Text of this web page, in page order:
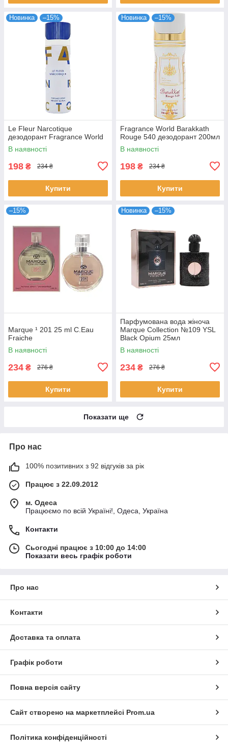
Новинка –15%
Le Fleur Narcotique
дезодорант Fragrance World
В наявності
198 ₴ 234 ₴
Купити
Новинка –15%
Fragrance World Barakkath
Rouge 540 дезодорант 200мл
В наявності
198 ₴ 234 ₴
Купити
–15%
Marque ¹ 201 25 ml C.Eau
Fraiche
В наявності
234 ₴ 276 ₴
Купити
Новинка –15%
Парфумована вода жіноча
Marque Collection №109 YSL
Black Opium 25мл
В наявності
234 ₴ 276 ₴
Купити
Показати ще
Про нас
100% позитивних з 92 відгуків за рік
Працює з 22.09.2012
м. Одеса
Працюємо по всій Україні!, Одеса, Україна
Контакти
Сьогодні працює з 10:00 до 14:00
Показати весь графік роботи
Про нас
Контакти
Доставка та оплата
Графік роботи
Повна версія сайту
Сайт створено на маркетплейсі Prom.ua
Політика конфіденційності